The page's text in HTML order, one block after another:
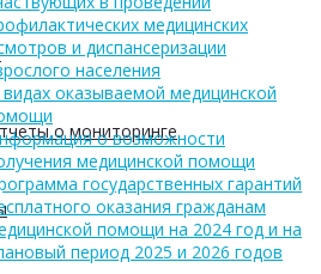
о мониторинге
медицинских
и диспансеризации
населения
оказываемой медицинской
о возможности
медицинской помощи
государственных гарантий
оказания гражданам
помощи на 2024 год и на
период 2025 и 2026 годов